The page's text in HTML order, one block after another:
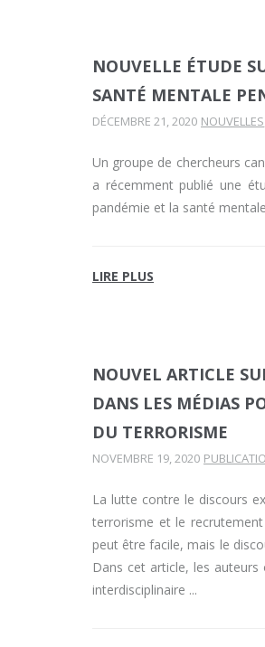
NOUVELLE ÉTUDE
SANTÉ MENTALE
DÉCEMBRE 21, 2020 NOUVELLES
Un groupe de chercheurs
a récemment publié une
pandémie et la santé
LIRE PLUS
NOUVEL ARTICLE
DANS LES MÉDIAS
DU TERRORISME
NOVEMBRE 19, 2020
La lutte contre le discours
terrorisme et le
peut être facile, mais le
Dans cet article, les
interdisciplinaire